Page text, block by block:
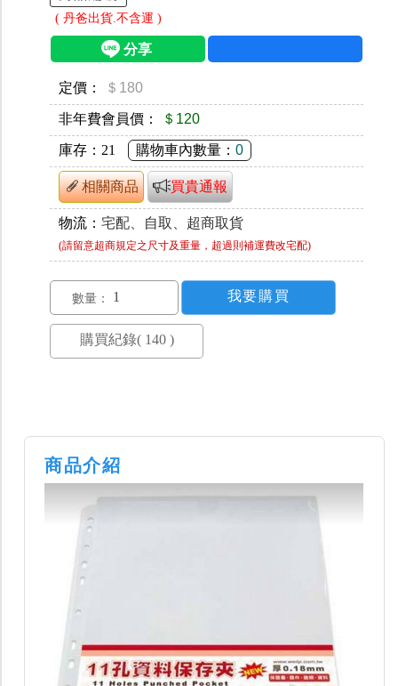
( 丹爸出貨.不含運 )
定價： ＄180
非年費會員價： ＄120
庫存： 21 購物車內數量： 0
相關商品 買貴通報
物流： 宅配、自取、超商取貨
(請留意超商規定之尺寸及重量，超過則補運費改宅配)
數量：
商品介紹